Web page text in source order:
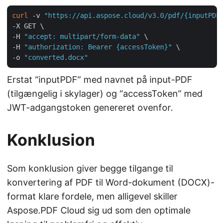
curl -v
"https://api.aspose.cloud/v3.0/pdf/{inputPDF}/
-X GET \
-H
"accept: multipart/form-data"
\
-H
"authorization: Bearer {accessToken}"
\
-o
"converted.docx"
Erstat “inputPDF” med navnet på input-PDF
(tilgængelig i skylager) og “accessToken” med
JWT-adgangstoken genereret ovenfor.
Konklusion
Som konklusion giver begge tilgange til
konvertering af PDF til Word-dokument (DOCX)-
format klare fordele, men alligevel skiller
Aspose.PDF Cloud sig ud som den optimale